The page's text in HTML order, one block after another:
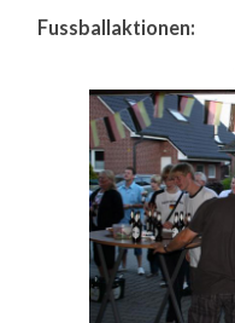
Fussballaktionen: